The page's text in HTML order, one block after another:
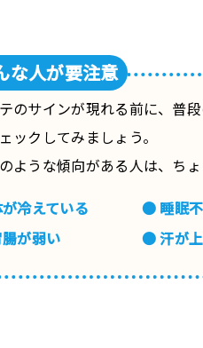
な人が要注意
のサインが現れる前に、普
ックしてみましょう。
ような傾向がある人は、ちょ
冷えている
● 睡眠
が弱い
● 汗が